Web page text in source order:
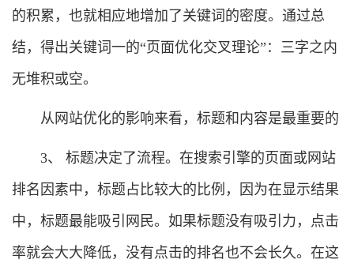
的积累，也就相应地增加了关键词的密度。通过总
结，得出关键词一的“页面优化交叉理论”：三字之内
无堆积或空。
从网站优化的影响来看，标题和内容是最重要的
3、 标题决定了流程。在搜索引擎的页面或网站
排名因素中，标题占比较大的比例，因为在显示结果
中，标题最能吸引网民。如果标题没有吸引力，点击
率就会大大降低，没有点击的排名也不会长久。在这